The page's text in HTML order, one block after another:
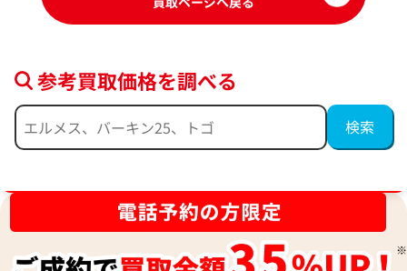
プラダ バケットハット バージンウール
28,000円
2026年5月3日時点
プラダ バケット
27,000円
参考買取価格を調べる